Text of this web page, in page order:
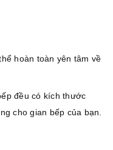
hoàn toàn yên tâm về
đều có kích thước
cho gian bếp của bạn.